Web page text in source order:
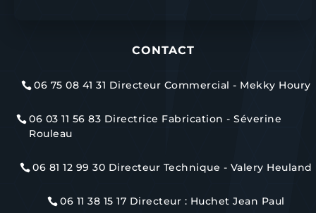
CONTACT
 06 75 08 41 31 Directeur Commercial - Mekky Houry
 06 03 11 56 83 Directrice Fabrication - Séverine
Rouleau
 06 81 12 99 30 Directeur Technique - Valery Heuland
 06 11 38 15 17 Directeur : Huchet Jean Paul